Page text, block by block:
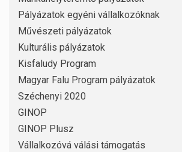
Pályázatok egyéni vállalkozóknak
Művészeti pályázatok
Kulturális pályázatok
Kisfaludy Program
Magyar Falu Program pályázatok
Széchenyi 2020
GINOP
GINOP Plusz
Vállalkozóvá válási támogatás